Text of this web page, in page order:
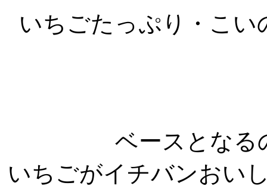
いちごたっぷり・こ
ベースとなる
いちごがイチバンおい